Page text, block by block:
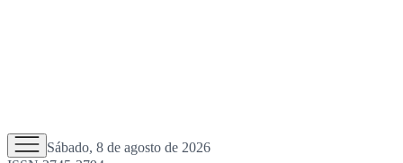
Sábado, 8 de agosto de 2026